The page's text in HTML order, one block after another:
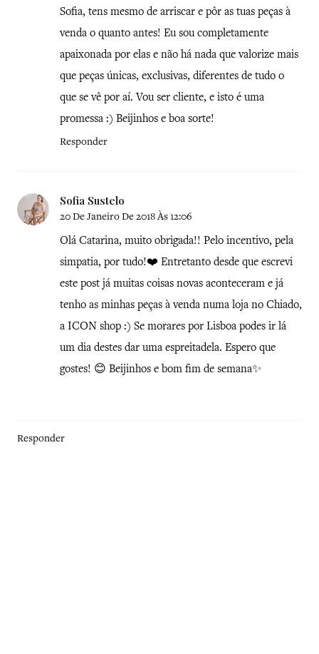
Sofia, tens mesmo de arriscar e pôr as tuas peças à
venda o quanto antes! Eu sou completamente
apaixonada por elas e não há nada que valorize mais
que peças únicas, exclusivas, diferentes de tudo o
que se vê por aí. Vou ser cliente, e isto é uma
promessa :) Beijinhos e boa sorte!
Responder
Sofia Sustelo
20 De Janeiro De 2018 Às 12:06
Olá Catarina, muito obrigada!! Pelo incentivo, pela
simpatia, por tudo!❤️ Entretanto desde que escrevi
este post já muitas coisas novas aconteceram e já
tenho as minhas peças à venda numa loja no Chiado,
a ICON shop :) Se morares por Lisboa podes ir lá
um dia destes dar uma espreitadela. Espero que
gostes! 😊 Beijinhos e bom fim de semana✨
Responder